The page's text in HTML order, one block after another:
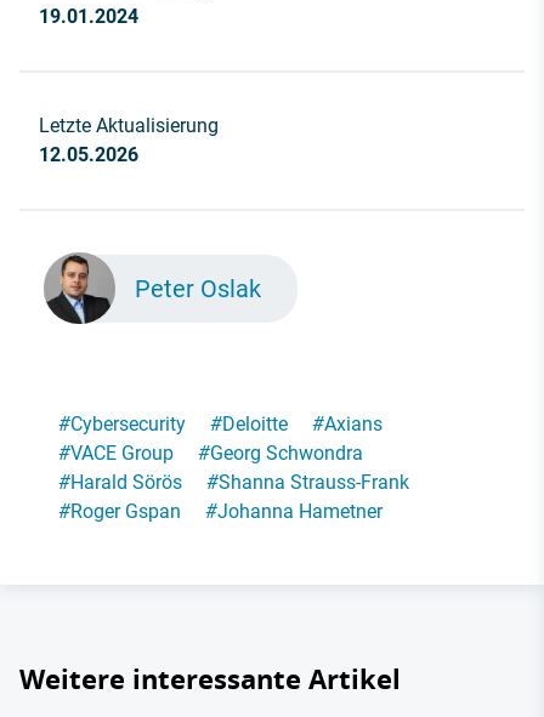
19.01.2024
Letzte Aktualisierung
12.05.2026
Peter Oslak
#Cybersecurity #Deloitte #Axians
#VACE Group #Georg Schwondra
#Harald Sörös #Shanna Strauss-Frank
#Roger Gspan #Johanna Hametner
Weitere interessante Artikel